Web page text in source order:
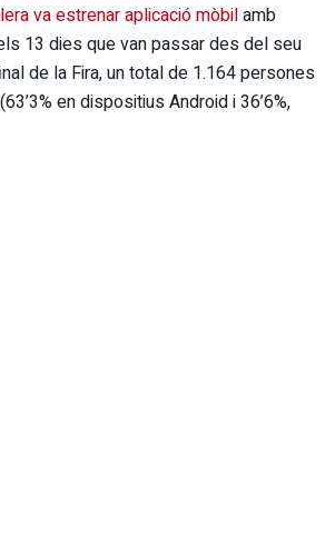
va estrenar aplicació mòbilamb
13 dies que van passar des del seu
de la Fira, un total de 1.164 persones
en dispositius Android i 36’6%,